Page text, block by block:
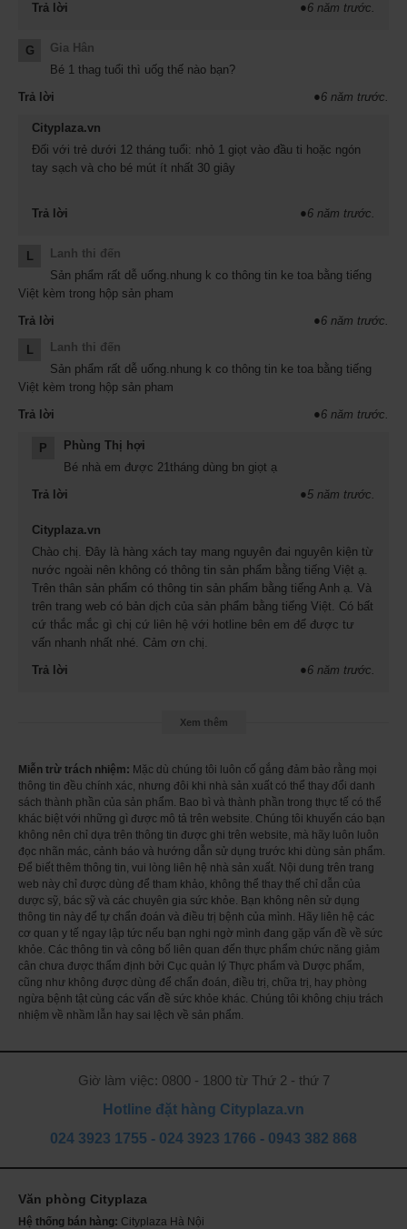
Hướng dẫn sử dụng:
cho bé mút ít nhất 30 giây
Đối với trẻ từ 1 đến 12 tuổi: có thể nhỏ 1 giọt vào nước uống của bé
thuốc chữa bệnh. Hiệu quả sử dụng sản phẩm phụ thuộc vào cơ địa của
Lưu ý: Sản phẩm này không phải là thuốc và không thay thế được thuốc
chữa bệnh. Hiệu quả sử dụng sản phẩm phụ thuộc vào cơ địa của từng
người.
Trả lời ●6 năm trước.
G
Gia Hân
Bé 1 thag tuổi thì uốg thế nào bạn?
Trả lời
●6 năm trước.
Cityplaza.vn
Đối với trẻ dưới 12 tháng tuổi: nhỏ 1 giọt vào đầu ti hoặc ngón
tay sạch và cho bé mút ít nhất 30 giây
Trả lời ●6 năm trước.
L
Lanh thi đến
Sản phẩm rất dễ uống.nhung k co thông tin ke toa bằng tiếng
Việt kèm trong hộp sản pham
Trả lời
●6 năm trước.
L
Lanh thi đến
Sản phẩm rất dễ uống.nhung k co thông tin ke toa bằng tiếng
Việt kèm trong hộp sản pham
Trả lời
●6 năm trước.
P
Phùng Thị hợi
Bé nhà em được 21tháng dùng bn giọt ạ
Trả lời
●5 năm trước.
Cityplaza.vn
Chào chị. Đây là hàng xách tay mang nguyên đai nguyên kiện từ
nước ngoài nên không có thông tin sản phẩm bằng tiếng Việt ạ.
Trên thân sản phẩm có thông tin sản phẩm bằng tiếng Anh ạ. Và
trên trang web có bản dịch của sản phẩm bằng tiếng Việt. Có bất
cứ thắc mắc gì chị cứ liên hệ với hotline bên em để được tư
vấn nhanh nhất nhé. Cảm ơn chị.
Trả lời
●6 năm trước.
Xem thêm
Miễn trừ trách nhiệm: Mặc dù chúng tôi luôn cố gắng đảm bảo rằng mọi
thông tin đều chính xác, nhưng đôi khi nhà sản xuất có thể thay đổi danh
sách thành phần của sản phẩm. Bao bì và thành phần trong thực tế có thể
khác biệt với những gì được mô tả trên website. Chúng tôi khuyến cáo bạn
không nên chỉ dựa trên thông tin được ghi trên website, mà hãy luôn luôn
đọc nhãn mác, cảnh báo và hướng dẫn sử dụng trước khi dùng sản phẩm.
Để biết thêm thông tin, vui lòng liên hệ nhà sản xuất. Nội dung trên trang
web này chỉ được dùng để tham khảo, không thể thay thế chỉ dẫn của
dược sỹ, bác sỹ và các chuyên gia sức khỏe. Bạn không nên sử dụng
thông tin này để tự chẩn đoán và điều trị bệnh của mình. Hãy liên hệ các
cơ quan y tế ngay lập tức nếu bạn nghi ngờ mình đang gặp vấn đề về sức
khỏe. Các thông tin và công bố liên quan đến thực phẩm chức năng giảm
cân chưa được thẩm định bởi Cục quản lý Thực phẩm và Dược phẩm,
cũng như không được dùng để chẩn đoán, điều trị, chữa trị, hay phòng
ngừa bệnh tật cùng các vấn đề sức khỏe khác. Chúng tôi không chịu trách
nhiệm về nhầm lẫn hay sai lệch về sản phẩm.
Giờ làm việc: 0800 - 1800 từ Thứ 2 - thứ 7
Hotline đặt hàng Cityplaza.vn
024 3923 1755 - 024 3923 1766 - 0943 382 868
Văn phòng Cityplaza
Hệ thống bán hàng: Cityplaza Hà Nội